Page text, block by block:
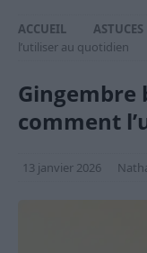
ACCUEIL ASTUCES
l’utiliser au quotidien
Gingembre
comment
13 janvier 2026